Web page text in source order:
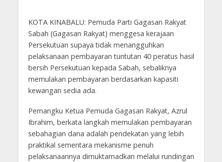
KOTA KINABALU: Pemuda Parti Gagasan Rakyat
Sabah (Gagasan Rakyat) menggesa kerajaan
Persekutuan supaya tidak menangguhkan
pelaksanaan pembayaran tuntutan 40 peratus hasil
bersih Persekutuan kepada Sabah, sebaliknya
memulakan pembayaran berdasarkan kapasiti
kewangan sedia ada.
Pemangku Ketua Pemuda Gagasan Rakyat, Azrul
Ibrahim, berkata langkah memulakan pembayaran
sebahagian dana adalah pendekatan yang lebih
praktikal sementara mekanisme penuh
pelaksanaannya dimuktamadkan melalui rundingan